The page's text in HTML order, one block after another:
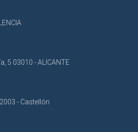
5 03010 - ALICANTE
- Castellón